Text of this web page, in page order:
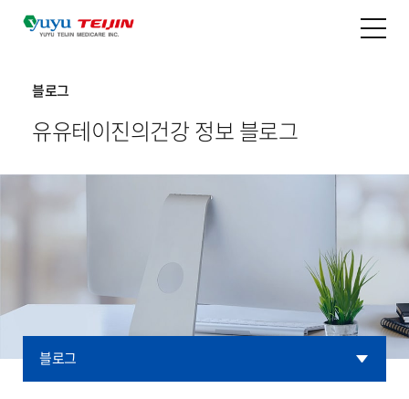
블로그
유유테이진의 건강 정보 블로그
블로그